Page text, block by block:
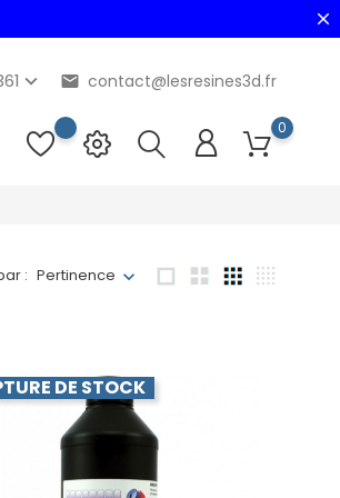
email contact@lesresines3d.fr
0
: Pertinence
DE STOCK